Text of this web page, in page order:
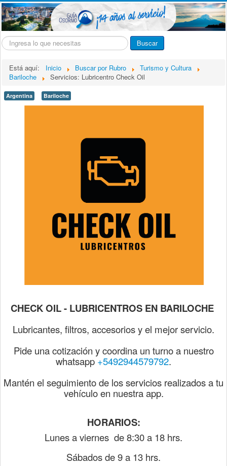
Buscar... Buscar
Está aquí: Inicio Buscar por Rubro
Turismo y Cultura
Bariloche
Servicios: Lubricentro Check Oil
Argentina Bariloche
CHECK OIL - LUBRICENTROS EN BARILOCHE
Lubricantes, filtros, accesorios y el mejor servicio.
Pide una cotización y coordina un turno a nuestro
whatsapp +5492944579792.
Mantén el seguimiento de los servicios realizados a tu
vehículo en nuestra app.
HORARIOS:
Lunes a viernes de 8:30 a 18 hrs.
Sábados de 9 a 13 hrs.